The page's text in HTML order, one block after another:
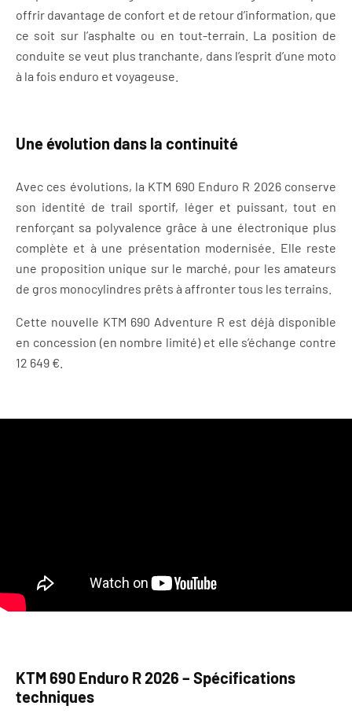
offrir davantage de confort et de retour d’information, que
ce soit sur l’asphalte ou en tout-terrain. La position de
conduite se veut plus tranchante, dans l’esprit d’une moto
à la fois enduro et voyageuse.
Une évolution dans la continuité
Avec ces évolutions, la KTM 690 Enduro R 2026 conserve
son identité de trail sportif, léger et puissant, tout en
renforçant sa polyvalence grâce à une électronique plus
complète et à une présentation modernisée. Elle reste
une proposition unique sur le marché, pour les amateurs
de gros monocylindres prêts à affronter tous les terrains.
Cette nouvelle KTM 690 Adventure R est déjà disponible
en concession (en nombre limité) et elle s’échange contre
12 649 €.
KTM 690 Enduro R 2026 – Spécifications
techniques